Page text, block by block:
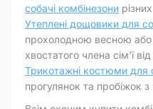
собачі комбінезони
Утеплені дощовики для
прохолодною весною
хвостатого члена сім'ї
Трикотажні костюми для
прогулянок та пробіжок